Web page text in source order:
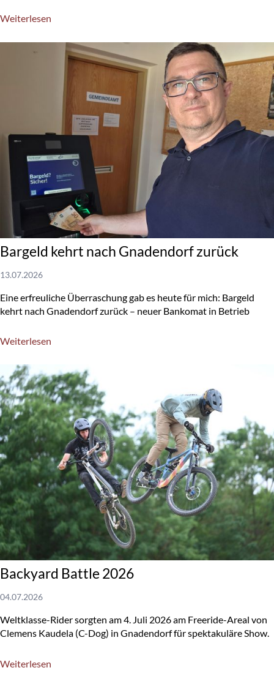
Weiterlesen
Bargeld kehrt nach Gnadendorf zurück
13.07.2026
Eine erfreuliche Überraschung gab es heute für mich: Bargeld
kehrt nach Gnadendorf zurück – neuer Bankomat in Betrieb
Weiterlesen
Backyard Battle 2026
04.07.2026
Weltklasse-Rider sorgten am 4. Juli 2026 am Freeride-Areal von
Clemens Kaudela (C-Dog) in Gnadendorf für spektakuläre Show.
Weiterlesen